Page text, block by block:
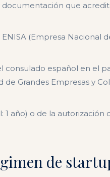
documentación que
ENISA (Empresa Nacional
consulado español en el
Grandes Empresas y
1 año) o de la
de